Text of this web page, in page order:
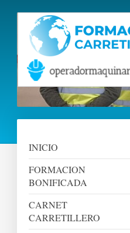
INICIO
FORMACION
BONIFICADA
CARNET
CARRETILLERO